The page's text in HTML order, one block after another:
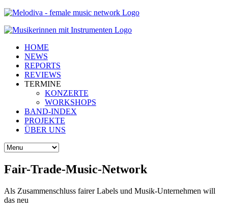
HOME
NEWS
REPORTS
REVIEWS
TERMINE
KONZERTE
WORKSHOPS
BAND-INDEX
PROJEKTE
ÜBER UNS
Fair-Trade-Music-Network
Als Zusammenschluss fairer Labels und Musik-Unternehmen will
das neu